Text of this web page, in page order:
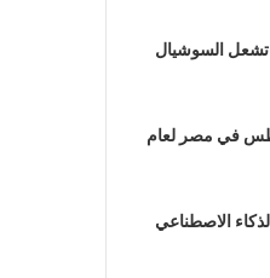
تشعل السوشيال
في مصر لعام
الاصطناعي